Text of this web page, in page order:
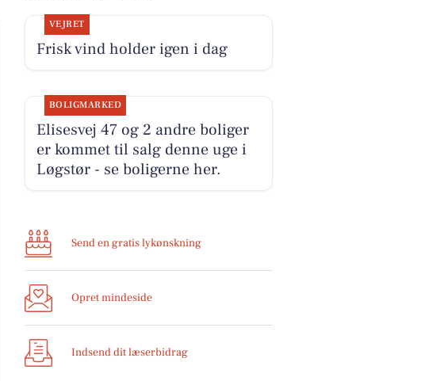
VEJRET
Frisk vind holder igen i dag
BOLIGMARKED
Elisesvej 47 og 2 andre boliger
er kommet til salg denne uge i
Løgstør - se boligerne her.
Send en gratis lykønskning
Opret mindeside
Indsend dit læserbidrag